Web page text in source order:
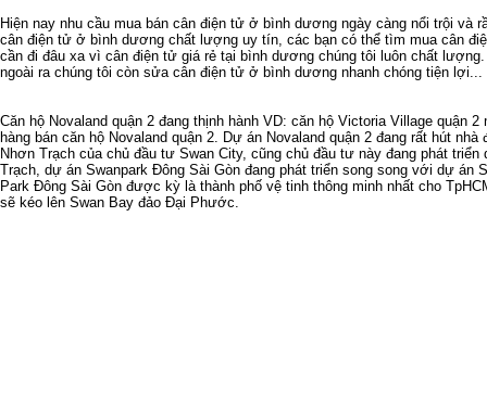
Hiện nay nhu cầu mua bán cân điện tử ở bình dương ngày càng nổi trội và
cân điện tử ở bình dương chất lượng uy tín, các bạn có thể tìm mua cân
cần đi đâu xa vì cân điện tử giá rẻ tại bình dương chúng tôi luôn chất
ngoài ra chúng tôi còn sửa cân điện tử ở bình dương nhanh chóng tiện lợi...
Căn hộ Novaland quận 2 đang thịnh hành VD: căn hộ Victoria Village quận 2
hàng bán căn hộ Novaland quận 2 Dự án Novaland quận 2 đang rất hút
Nhơn Trạch của chủ đầu tư Swan City, cũng chủ đầu tư này đang phát triển
Trạch dự án Swanpark Đông Sài Gòn đang phát triển song song với dự án
Park Đông Sài Gòn được kỳ là thành phố vệ tinh thông minh nhất cho
sẽ kéo lên Swan Bay đảo Đại Phước